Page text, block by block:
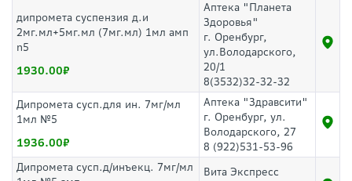
дипромета суспензия д.и
2мг.мл+5мг.мл (7мг.мл) 1мл амп
n5
1930.00
Аптека "Планета
Здоровья"
г. Оренбург,
ул.Володарского,
20/1
8(3532)32-32-32
Дипромета сусп.для ин. 7мг/мл
1мл №5
1936.00
Аптека "Здравсити"
г. Оренбург, ул.
Володарского, 27
8 (922)531-53-96
Дипромета сусп.д/инъекц. 7мг/мл
Вита Экспресс